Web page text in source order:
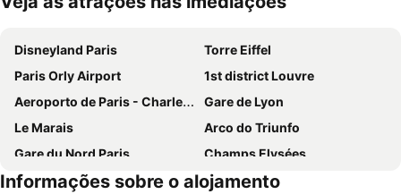
Ampliar mapa
Disneyland Paris
Torre Eiffel
Paris Orly Airport
1st district Louvre
Aeroporto de Paris - Charles de Gaulle
Gare de Lyon
Le Marais
Arco do Triunfo
Gare du Nord Paris
Champs Elysées
58 tour eiffel
Quartier Latin
Informações sobre o alojamento